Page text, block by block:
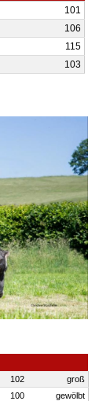
101
106
115
103
102
groß
100
gewölbt